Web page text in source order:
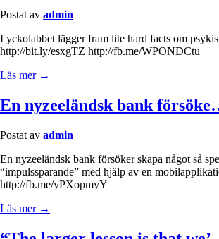
Postat av admin
Lyckolabbet lägger fram lite hard facts om
http://bit.ly/esxgTZ http://fb.me/WPONDCtu
Läs mer →
En nyzeeländsk bank
Postat av admin
En nyzeeländsk bank försöker skapa något så
“impulssparande” med hjälp av en
http://fb.me/yPXopmyY
Läs mer →